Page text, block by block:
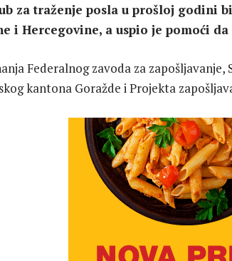
za traženje posla u prošloj godini
i Hercegovine, a uspio je pomoći da
Federalnog zavoda za zapošljavanje,
kantona Goražde i Projekta